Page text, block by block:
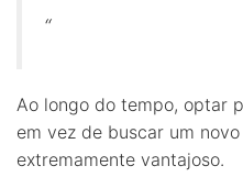
“
Ao longo do tempo, optar
em vez de buscar um
extremamente vantajoso.